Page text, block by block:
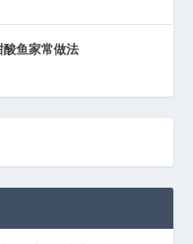
鱼家常做法